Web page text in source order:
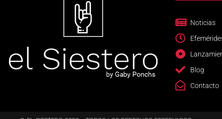
Noticias
Blog
Contacto